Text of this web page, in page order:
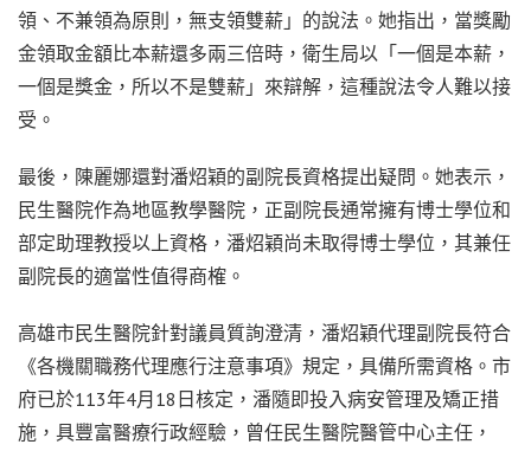
領、不兼領為原則，無支領雙薪」的說法。她指出，當獎勵
金領取金額比本薪還多兩三倍時，衛生局以「一個是本薪，
一個是獎金，所以不是雙薪」來辯解，這種說法令人難以接
受。
最後，陳麗娜還對潘炤穎的副院長資格提出疑問。她表示，
民生醫院作為地區教學醫院，正副院長通常擁有博士學位和
部定助理教授以上資格，潘炤穎尚未取得博士學位，其兼任
副院長的適當性值得商榷。
高雄市民生醫院針對議員質詢澄清，潘炤穎代理副院長符合
《各機關職務代理應行注意事項》規定，具備所需資格。市
府已於113年4月18日核定，潘隨即投入病安管理及矯正措
施，具豐富醫療行政經驗，曾任民生醫院醫管中心主任，